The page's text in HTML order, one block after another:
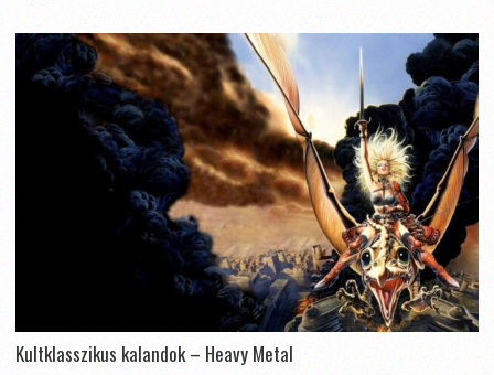
Kultklasszikus kalandok – Heavy Metal